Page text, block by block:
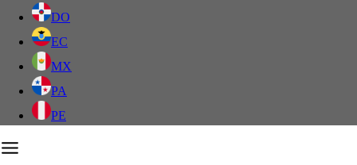
DO
EC
MX
PA
PE